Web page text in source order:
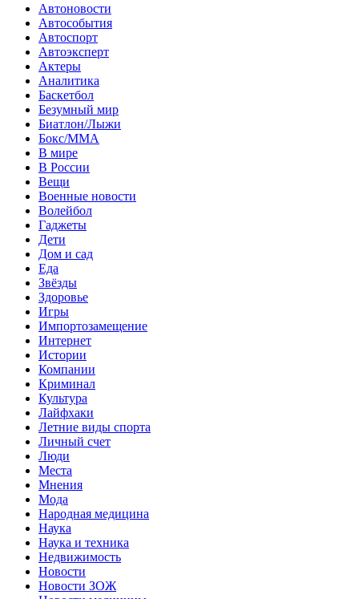
Автоновости
Автособытия
Автоспорт
Автоэксперт
Актеры
Аналитика
Баскетбол
Безумный мир
Биатлон/Лыжи
Бокс/MMA
В мире
В России
Вещи
Военные новости
Волейбол
Гаджеты
Дети
Дом и сад
Еда
Звёзды
Здоровье
Игры
Импортозамещение
Интернет
Истории
Компании
Криминал
Культура
Лайфхаки
Летние виды спорта
Личный счет
Люди
Места
Мнения
Мода
Народная медицина
Наука
Наука и техника
Недвижимость
Новости
Новости ЗОЖ